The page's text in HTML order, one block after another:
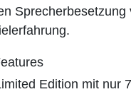
Sprecherbesetzung
Edition mit nur